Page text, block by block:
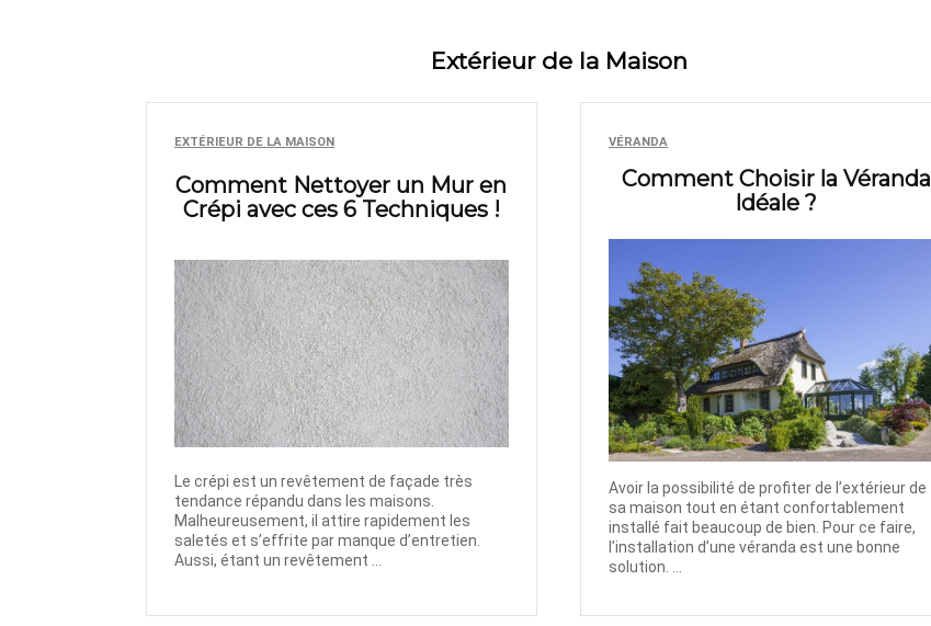
Extérieur de la Maison
EXTÉRIEUR DE LA MAISON
Comment Nettoyer un Mur en
Crépi avec ces 6 Techniques !
Le crépi est un revêtement de façade très
tendance répandu dans les maisons.
Malheureusement, il attire rapidement les
saletés et s’effrite par manque d’entretien.
Aussi, étant un revêtement ...
VÉRANDA
Comment Choisir la Véranda
Idéale ?
Avoir la possibilité de profiter de l’extérieur de
sa maison tout en étant confortablement
installé fait beaucoup de bien. Pour ce faire,
l’installation d’une véranda est une bonne
solution. ...